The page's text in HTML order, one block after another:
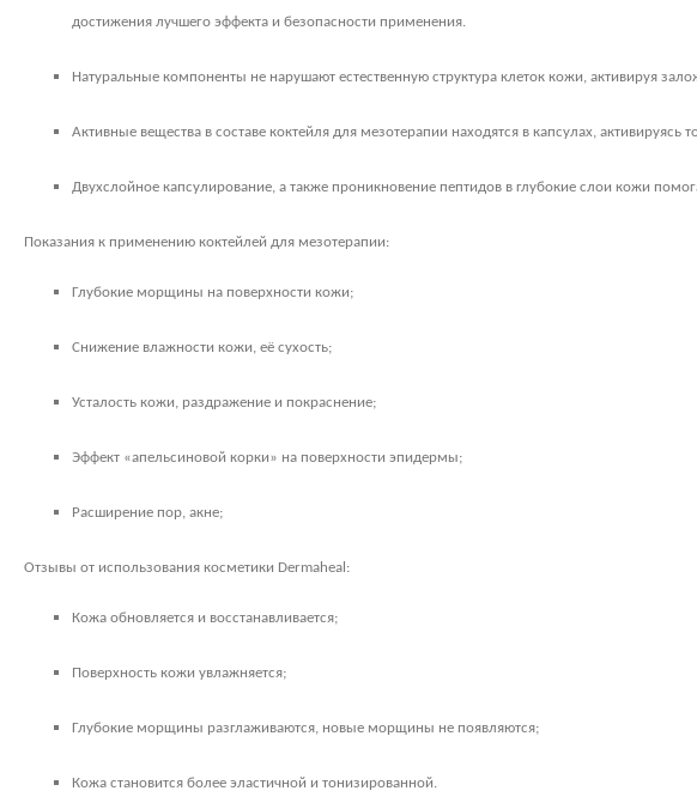
достижения лучшего эффекта и безопасности применения.
Натуральные компоненты не нарушают естественную структура клеток кожи, активируя
Активные вещества в составе коктейля для мезотерапии находятся в капсулах,
Двухслойное капсулирование, а также проникновение пептидов в глубокие слои кожи
Показания к применению коктейлей для мезотерапии:
Глубокие морщины на поверхности кожи;
Снижение влажности кожи, её сухость;
Усталость кожи, раздражение и покраснение;
Эффект «апельсиновой корки» на поверхности эпидермы;
Расширение пор, акне;
Отзывы от использования косметики Dermaheal :
Кожа обновляется и восстанавливается;
Поверхность кожи увлажняется;
Глубокие морщины разглаживаются, новые морщины не появляются;
Кожа становится более эластичной и тонизированной.